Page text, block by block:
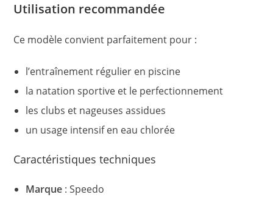
Utilisation recommandée
Ce modèle convient parfaitement pour :
l’entraînement régulier en piscine
la natation sportive et le perfectionnement
les clubs et nageuses assidues
un usage intensif en eau chlorée
Caractéristiques techniques
Marque : Speedo